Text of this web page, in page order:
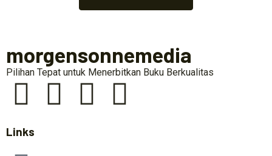
morgensonnemedia
Pilihan Tepat untuk Menerbitkan Buku Berkualitas
Links